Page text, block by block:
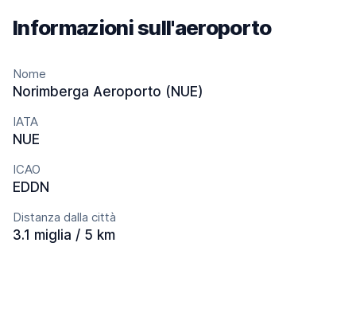
Informazioni sull'aeroporto
Nome
Norimberga Aeroporto (NUE)
IATA
NUE
ICAO
EDDN
Distanza dalla città
3.1 miglia / 5 km